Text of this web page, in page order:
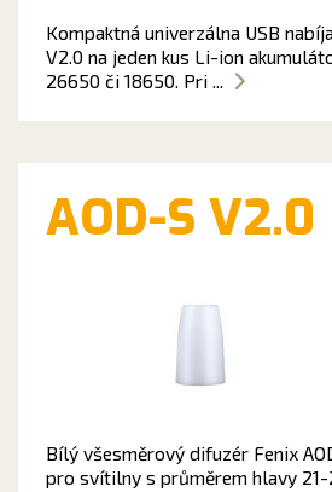
Kompaktná univerzálna USB
V2.0 na jeden kus Li-ion
26650 či 18650. Pri ...
AOD-S V2.0
Bílý všesměrový difuzér Fenix
pro svítilny s průměrem hlavy